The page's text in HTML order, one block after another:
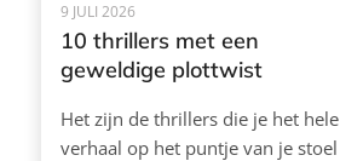
9 JULI 2026
10 thrillers met een
geweldige plottwist
Het zijn de thrillers die je het hele
verhaal op het puntje van je stoel